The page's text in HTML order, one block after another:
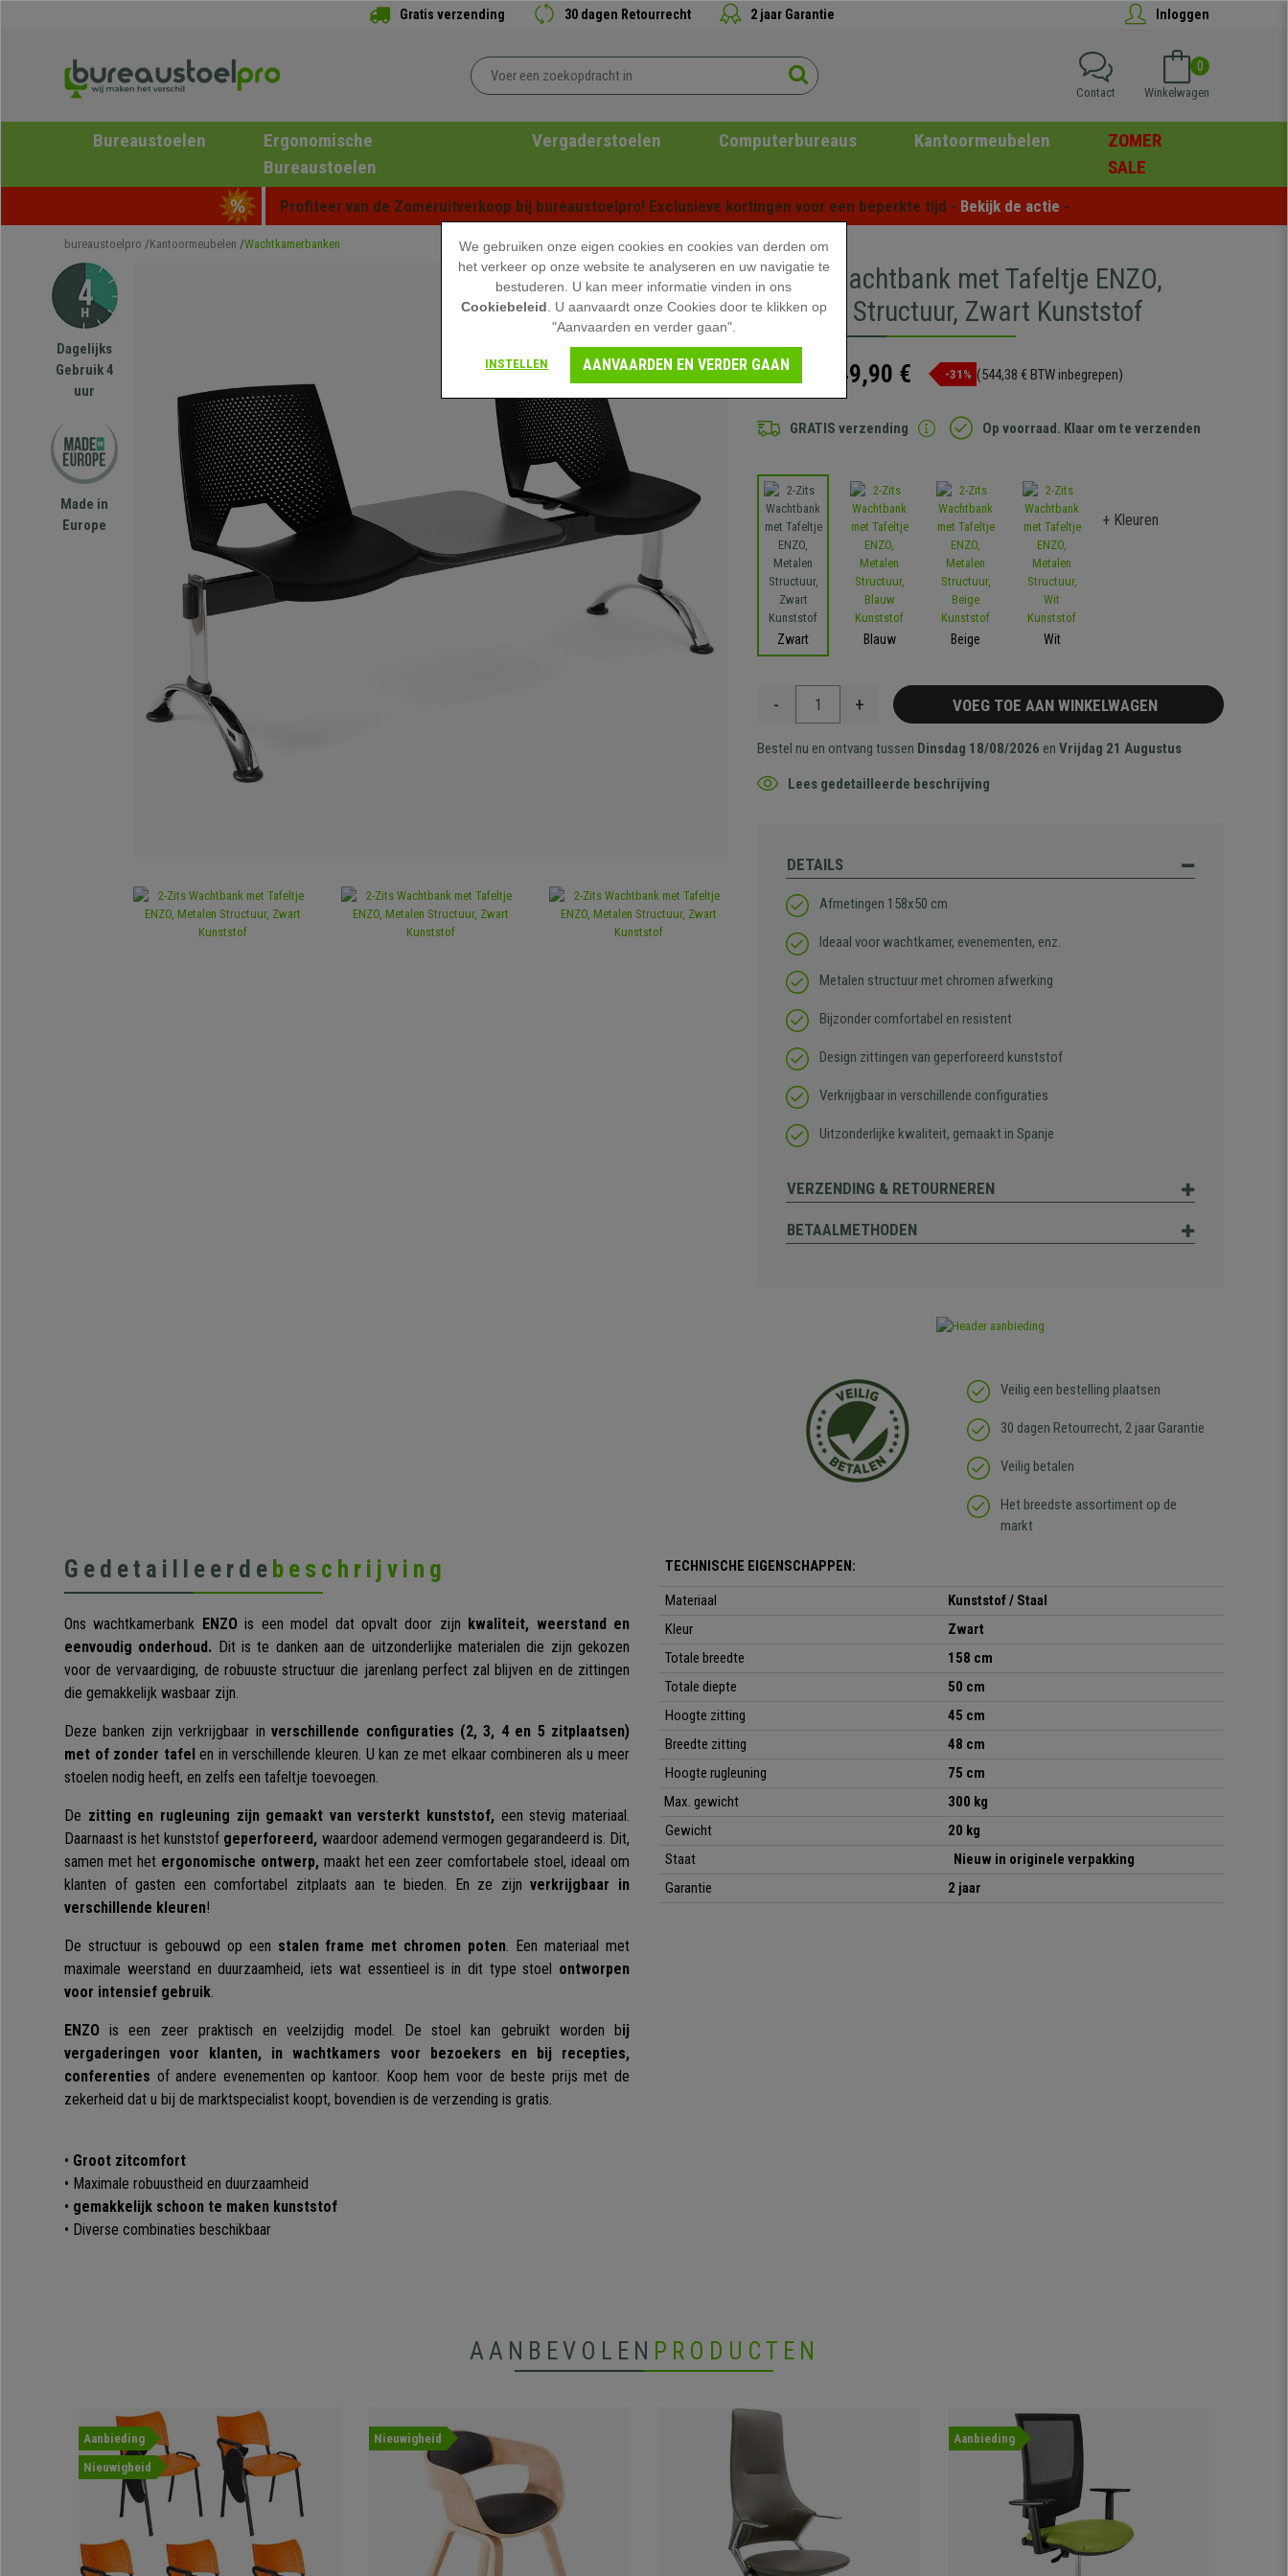
Gratis verzending 30 dagen Retourrecht 2 jaar Garantie Inloggen
0
Winkelwagen
Contact
Bureaustoelen
Ergonomische
Bureaustoelen
Vergaderstoelen Computerbureaus Kantoormeubelen
ZOMER
SALE
Profiteer van de Zomeruitverkoop bij bureaustoelpro! Exclusieve kortingen voor een beperkte tijd - Bekijk de actie -
bureaustoelpro Kantoormeubelen Wachtkamerbanken
Dagelijks
Gebruik 4
uur
Made in
Europe
2-Zits Wachtbank met Tafeltje ENZO,
Metalen Structuur, Zwart Kunststof
649,90 € 449,90 € -31% (544,38 € BTW inbegrepen)
GRATIS verzending Op voorraad. Klaar om te verzenden
Zwart Blauw Beige Wit
+ Kleuren
- + VOEG TOE AAN WINKELWAGEN
Bestel nu en ontvang tussen Dinsdag 18/08/2026 enVrijdag 21 Augustus
Lees gedetailleerde beschrijving
DETAILS
Afmetingen 158x50 cm
Ideaal voor wachtkamer, evenementen, enz.
Metalen structuur met chromen afwerking
Bijzonder comfortabel en resistent
Design zittingen van geperforeerd kunststof
Verkrijgbaar in verschillende configuraties
Uitzonderlijke kwaliteit, gemaakt in Spanje
VERZENDING & RETOURNEREN
BETAALMETHODEN
Veilig een bestelling plaatsen
30 dagen Retourrecht, 2 jaar Garantie
Veilig betalen
Het breedste assortiment op de
markt
Gedetailleerde beschrijving
Ons wachtkamerbank ENZOis een model dat opvalt door zijn kwaliteit, weerstand en
eenvoudig onderhoud. Dit is te danken aan de uitzonderlijke materialen die zijn gekozen
voor de vervaardiging, de robuuste structuur die jarenlang perfect zal blijven en de zittingen
die gemakkelijk wasbaar zijn.
Deze banken zijn verkrijgbaar inverschillende configuraties (2, 3, 4 en 5 zitplaatsen)
met of zonder tafelen in verschillende kleuren. U kan ze met elkaar combineren als u meer
stoelen nodig heeft, en zelfs een tafeltje toevoegen.
De zitting en rugleuning zijn gemaakt van versterkt kunststof, een stevig materiaal.
Daarnaast is het kunststof geperforeerd, waardoor ademend vermogen gegarandeerd is. Dit,
samen met hetergonomische ontwerp,maakt het een zeer comfortabele stoel, ideaal om
klanten of gasten een comfortabel zitplaats aan te bieden. En ze zijnverkrijgbaar in
verschillende kleuren!
De structuur is gebouwd op een stalen frame met chromen poten. Een materiaal met
maximale weerstand en duurzaamheid, iets wat essentieel is in dit type stoel ontworpen
voor intensief gebruik.
ENZO is een zeer praktisch en veelzijdig model. De stoel kan gebruikt worden bij
vergaderingen voor klanten, in wachtkamers voor bezoekers en bij recepties,
conferenties of andere evenementen op kantoor. Koop hem voor de beste prijs met de
zekerheid dat u bij de marktspecialist koopt, bovendien is de verzending is gratis.
• Groot zitcomfort
• Maximale robuustheid en duurzaamheid
• gemakkelijk schoon te maken kunststof
• Diverse combinaties beschikbaar
TECHNISCHE EIGENSCHAPPEN:
Materiaal
Kunststof / Staal
Kleur
Zwart
Totale breedte
158 cm
Totale diepte
50 cm
Hoogte zitting
45 cm
Breedte zitting
48 cm
Hoogte rugleuning
75 cm
Max. gewicht
300 kg
Gewicht
20 kg
Staat
Nieuw in originele verpakking
Garantie
2 jaar
AANBEVOLEN PRODUCTEN
Aanbieding
Nieuwigheid
Nieuwigheid Aanbieding
We gebruiken onze eigen cookies en cookies van derden om
het verkeer op onze website te analyseren en uw navigatie te
bestuderen. U kan meer informatie vinden in ons
Cookiebeleid . U aanvaardt onze Cookies door te klikken op
"Aanvaarden en verder gaan".
INSTELLEN AANVAARDEN EN VERDER GAAN